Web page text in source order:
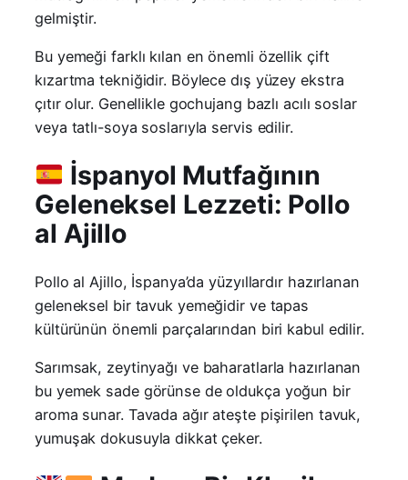
gelmiştir.
Bu yemeği farklı kılan en önemli özellik çift
kızartma tekniğidir. Böylece dış yüzey ekstra
çıtır olur. Genellikle gochujang bazlı acılı soslar
veya tatlı-soya soslarıyla servis edilir.
İspanyol Mutfağının
Geleneksel Lezzeti: Pollo
al Ajillo
Pollo al Ajillo, İspanya’da yüzyıllardır hazırlanan
geleneksel bir tavuk yemeğidir ve tapas
kültürünün önemli parçalarından biri kabul edilir.
Sarımsak, zeytinyağı ve baharatlarla hazırlanan
bu yemek sade görünse de oldukça yoğun bir
aroma sunar. Tavada ağır ateşte pişirilen tavuk,
yumuşak dokusuyla dikkat çeker.